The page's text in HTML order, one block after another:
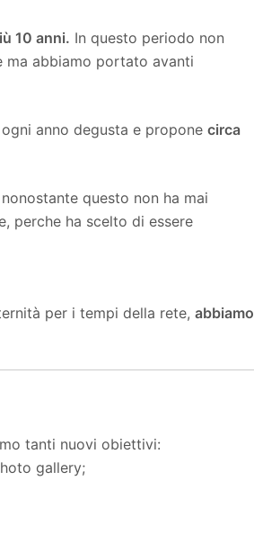
10 anni. In questo periodo non
abbiamo portato avanti
anno degusta e propone circa
nonostante questo non ha mai
perche ha scelto di essere
per i tempi della rete, abbiamo
tanti nuovi obiettivi:
gallery;